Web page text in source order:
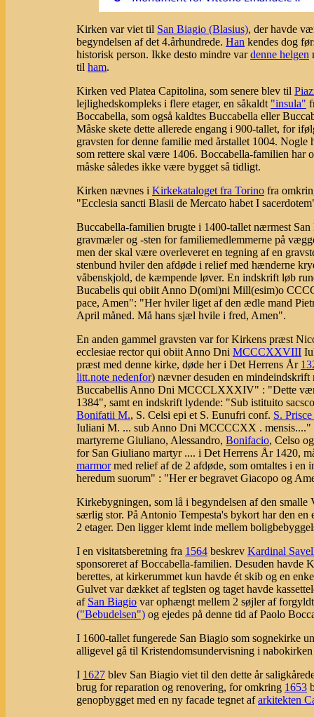
Kirken var viet til San Biagio (Blasius), der havde
begyndelsen af det 4.århundrede. Han kendes dog
historisk person. Ikke desto mindre vardenne helgen
til ham.
Kirken ved Platea Capitolina, som senere blev til
lejlighedskompleks i flere etager, en såkaldt "insula"
Boccabella, som også kaldtes Buccabella eller
Måske skete dette allerede engang i 900-tallet, for
gravsten for denne familie med årstallet 1004.
som rettere skal være 1406. Boccabella-familien har
måske således ikke være bygget så tidligt.
Kirken nævnes i Kirkekataloget fra Torino fra
"Ecclesia sancti Blasii de Mercato habet I
Buccabella-familien brugte i 1400-tallet nærmest
gravmæler og -sten for familiemedlemmerne på
men der skal være overleveret en tegning af en
stenbund hviler den afdøde i relief med hænderne
våbenskjold, de kæmpende løver. En indskrift løb
Bucabelis qui obiit Anno D(omi)ni Mill(esim)o
pace, Amen": "Her hviler liget af den ædle mand
April måned. Må hans sjæl hvile i fred, Amen".
En anden gammel gravsten var for Kirkens præst
ecclesiae rector qui obiit Anno Dni MCCCXXVIII
præst med denne kirke, døde her i Det Herrens År
litt.note nedenfor) nævner desuden en
Buccabellis Anno Dni MCCCLXXXIV" : "Dette
1384", samt en indskrift lydende: "Sub istituito
Bonifatii M., S. Celsi epi et S. Eunufri conf. S.
Iuliani M. ... sub Anno Dni MCCCCXX . mensis...."
martyrerne Giuliano, Alessandro, Bonifacio, Celso
for San Giuliano martyr .... i Det Herrens År 1420,
marmormed relief af de 2 afdøde, som omtaltes i en
heredum suorum" : "Her er begravet Giacopo og
Kirkebygningen, som lå i begyndelsen af den
særlig stor. På Antonio Tempesta's bykort har den
2 etager. Den ligger klemt inde mellem
I en visitatsberetning fra 1564 beskrev Kardinal
sponsoreret af Boccabella-familien. Desuden havde
berettes, at kirkerummet kun havde ét skib og en
Gulvet var dækket af teglsten og taget havde
af San Biagio var ophængt mellem 2 søjler af
("Bebudelsen") og ejedes på denne tid af Paolo
I 1600-tallet fungerede San Biagio som sognekirke
alligevel gå til Kristendomsundervisning i
I 1627 blev San Biagio viet til den dette år
brug for reparation og renovering, for omkring 1653
genopbygget med en ny facade tegnet afarkitekten